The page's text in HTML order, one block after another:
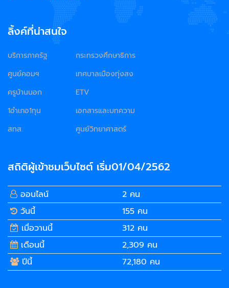
ลิ้งค์ที่น่าสนใจ
บริการภาครัฐ
ศูนย์คอมฯ
ครูบ้านนอก
1อำเภอ1ทุน
สทส.
กระทรวงศึกษาธิการ
เทศบาลเมืองทุ่งสง
ETV
เอกสารและบทความ
ศูนย์วิทยาศาสตร์
สถิติผู้เข้าชมเว็บไซต์ เริ่ม01/04/2562
ออนไลน์
2 คน
วันนี้
155 คน
เมื่อวานนี้
312 คน
เดือนนี้
2,309 คน
ปีนี้
72,180 คน